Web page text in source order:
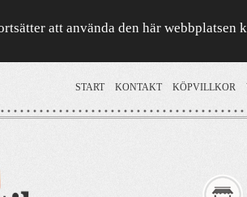
att använda den här webbplatsen
START KONTAKT KÖPVILLKOR